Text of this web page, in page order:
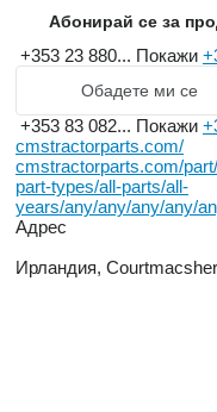
Абонирай се за
+353 23 880... Покажи
Обадете ми се
+353 83 082... Покажи
cmstractorparts.com/
cmstractorparts.com/
part-types/all-parts/all-
years/any/any/any/any/
Адрес
Ирландия,